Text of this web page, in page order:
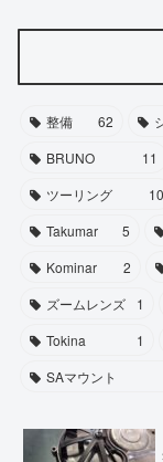
整備 62
BRUNO
11
ツーリング
10
Takumar
5
Kominar
2
ズームレンズ
1
Tokina
1
SAマウント